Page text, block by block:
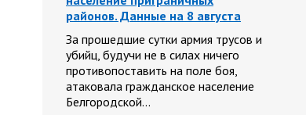
районов. Данные на 8 августа
За прошедшие сутки армия трусов и
убийц, будучи не в силах ничего
противопоставить на поле боя,
атаковала гражданское население
Белгородской…